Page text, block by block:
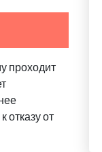
проходит
отказу от